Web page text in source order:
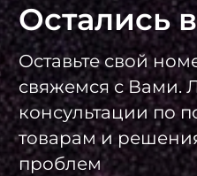
Остались
Оставьте свой
свяжемся с Вами.
консультации по
товарам и
проблем